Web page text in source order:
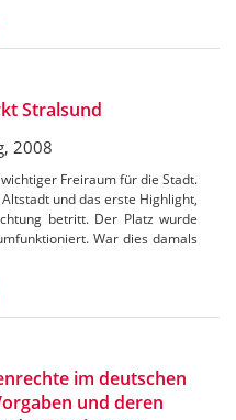
Stralsund
2008
Freiraum für die Stadt.
und das erste Highlight,
betritt. Der Platz wurde
War dies damals
im deutschen
und deren